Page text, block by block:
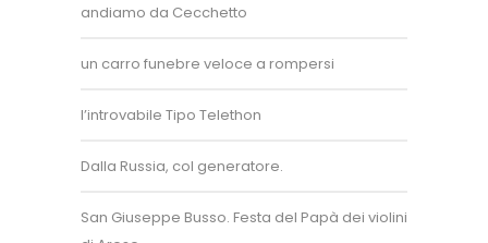
andiamo da Cecchetto
un carro funebre veloce a rompersi
l’introvabile Tipo Telethon
Dalla Russia, col generatore.
San Giuseppe Busso. Festa del Papà dei violini
Superposter® è un marchio registrato.
info@superposter.tv